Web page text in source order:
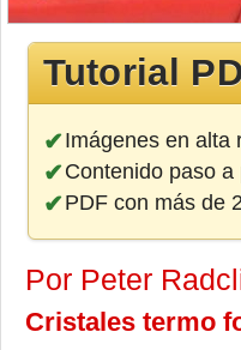
Tutorial
Imágenes en alta
Contenido paso a
PDF con más de
Por Peter
Cristales termo